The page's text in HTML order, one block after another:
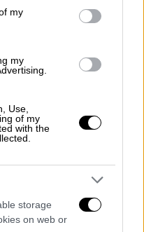
my
my
Use,
of my
with the
storage
on web or
του
συμβολικής
σκυλάκι είναι
το άκουγε ο
τρεις ημέρες
τον ‘’Ευτύχα’’»,
Παπαδήμος
Νοτίου
60χρονο ως
και μοναχικό